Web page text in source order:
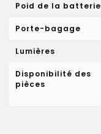
Poid de la batterie
Porte-bagage
Lumières
Disponibilité des
pièces